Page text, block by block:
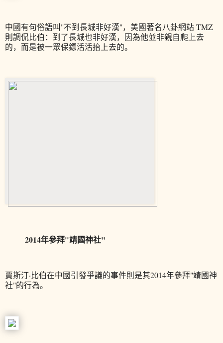
中國有句俗語叫"不到長城非好漢"，美國著名八卦網站 TMZ
則調侃比伯：到了長城也非好漢，因為他並非親自爬上去
的，而是被一眾保鏢活活抬上去的。
2014年參拜"靖國神社"
賈斯汀·比伯在中國引發爭議的事件則是其2014年參拜"靖國神
社"的行為。